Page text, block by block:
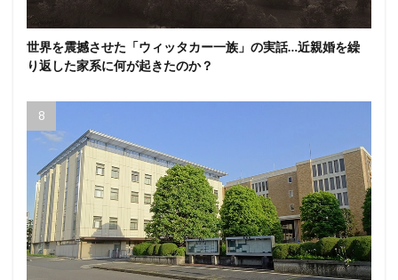
世界を震撼させた「ウィッタカー一族」の実話…近親婚を繰
り返した家系に何が起きたのか？